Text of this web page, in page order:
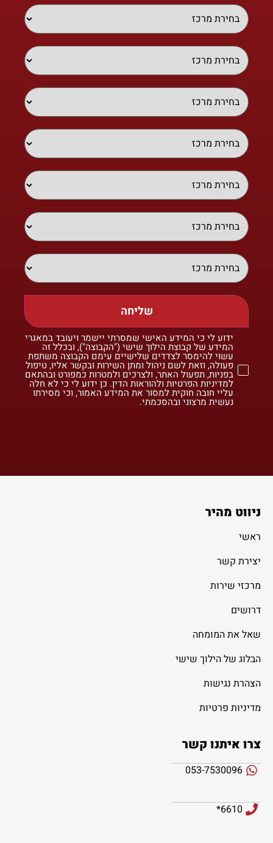
שליחה
ידוע לי כי המידע האישי שמסרתי יישמר ויעובד במאגרי
המידע של קבוצת הילוך שישי ("הקבוצה"), ובכלל זה
עשוי להימסר לצדדים שלישיים עימם הקבוצה משתפת
פעולה, וזאת לשם ניהול ומתן השירות ובקשר אליו, טיפול
בפניות, תפעול האתר, ולצרכים ולמטרות כמפורט ובהתאם
למדיניות הפרטיות ולהוראות הדין. כן ידוע לי כי לא חלה
עליי חובה חוקית למסור את המידע האמור, וכי מסירתו
נעשית מרצוני ובהסכמתי.
ניווט מהיר
ראשי
יצירת קשר
מרכזי שירות
דרושים
שאל את המומחה
הבלוג של הילוך שישי
הצהרת נגישות
מדיניות פרטיות
צרו איתנו קשר
053-7530096
6610*